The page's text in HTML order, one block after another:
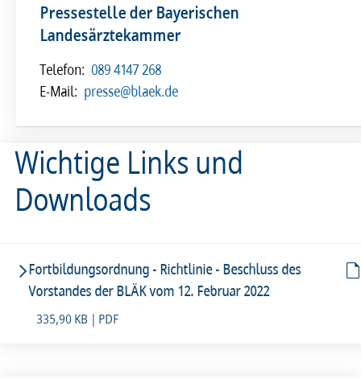
Pressestelle der Bayerischen
Landesärztekammer
Telefon: 089 4147 268
E-Mail: presse@blaek.de
Wichtige Links und
Downloads
Fortbildungsordnung - Richtlinie - Beschluss des
Vorstandes der BLÄK vom 12. Februar 2022
335,90 KB | PDF